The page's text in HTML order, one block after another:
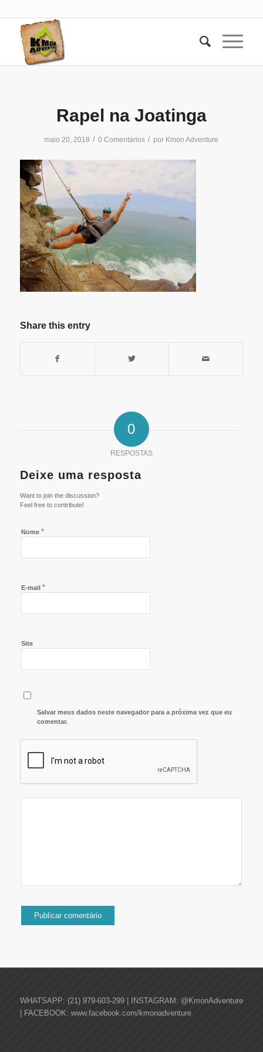
Rapel na Joatinga
maio 20, 2018 / 0 Comentários / por Kmon Adventure
Share this entry
0
RESPOSTAS
Deixe uma resposta
Want to join the discussion?
Feel free to contribute!
Nome *
E-mail *
Site
Salvar meus dados neste navegador para a próxima vez que eu
comentar.
WHATSAPP: (21) 979-603-299 | INSTAGRAM: @KmonAdventure
| FACEBOOK: www.facebook.com/kmonadventure